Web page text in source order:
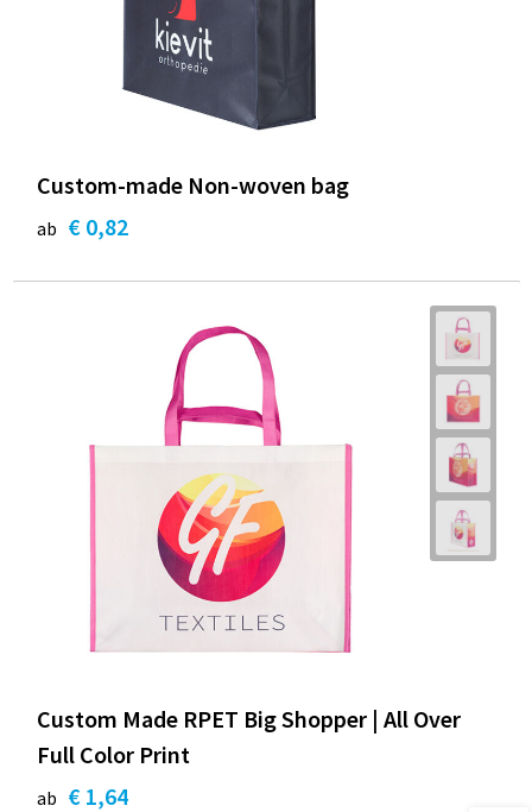
Custom-made Non-woven bag
ab € 0,82
Custom Made RPET Big Shopper | All Over
Full Color Print
ab € 1,64